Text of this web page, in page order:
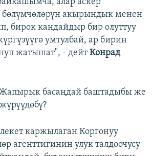
бөлүмчөлөрүн акырындык менен
бирок кандайдыр бир олуттуу
умтулбай, ар бирин
жатышат", - дейтКонрад
басаңдай баштадыбы же
каржылаган Коргонуу
агенттигинин улук талдоочусу